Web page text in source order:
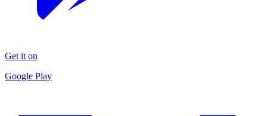
Get it on
Google Play